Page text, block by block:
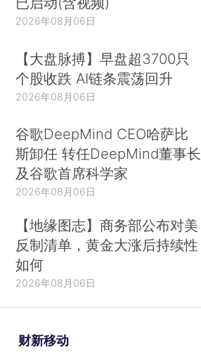
2026年08月06日
【大盘脉搏】早盘超3700只
个股收跌 AI链条震荡回升
2026年08月06日
谷歌DeepMind CEO哈萨比
斯卸任 转任DeepMind董事长
及谷歌首席科学家
2026年08月06日
【地缘图志】商务部公布对美
反制清单，黄金大涨后持续性
如何
2026年08月06日
财新移动